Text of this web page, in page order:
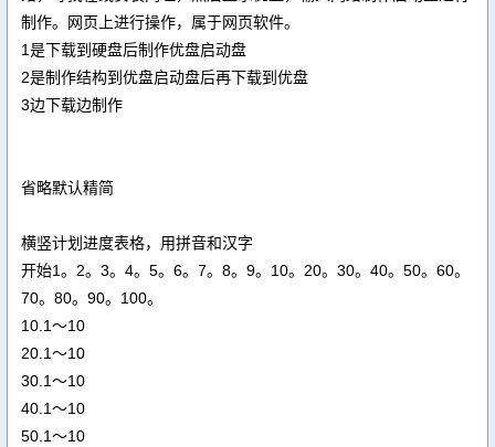
制作。网页上进行操作，属于网页软件。
1是下载到硬盘后制作优盘启动盘
2是制作结构到优盘启动盘后再下载到优盘
3边下载边制作
省略默认精简
横竖计划进度表格，用拼音和汉字
开始1。2。3。4。5。6。7。8。9。10。20。30。40。50。60。
70。80。90。100。
10.1～10
20.1～10
30.1～10
40.1～10
50.1～10